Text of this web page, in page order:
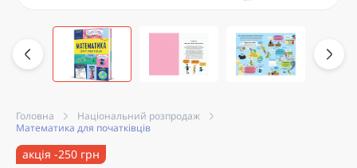
Головна
Національний розпродаж
Математика для початківців
акція -250 грн